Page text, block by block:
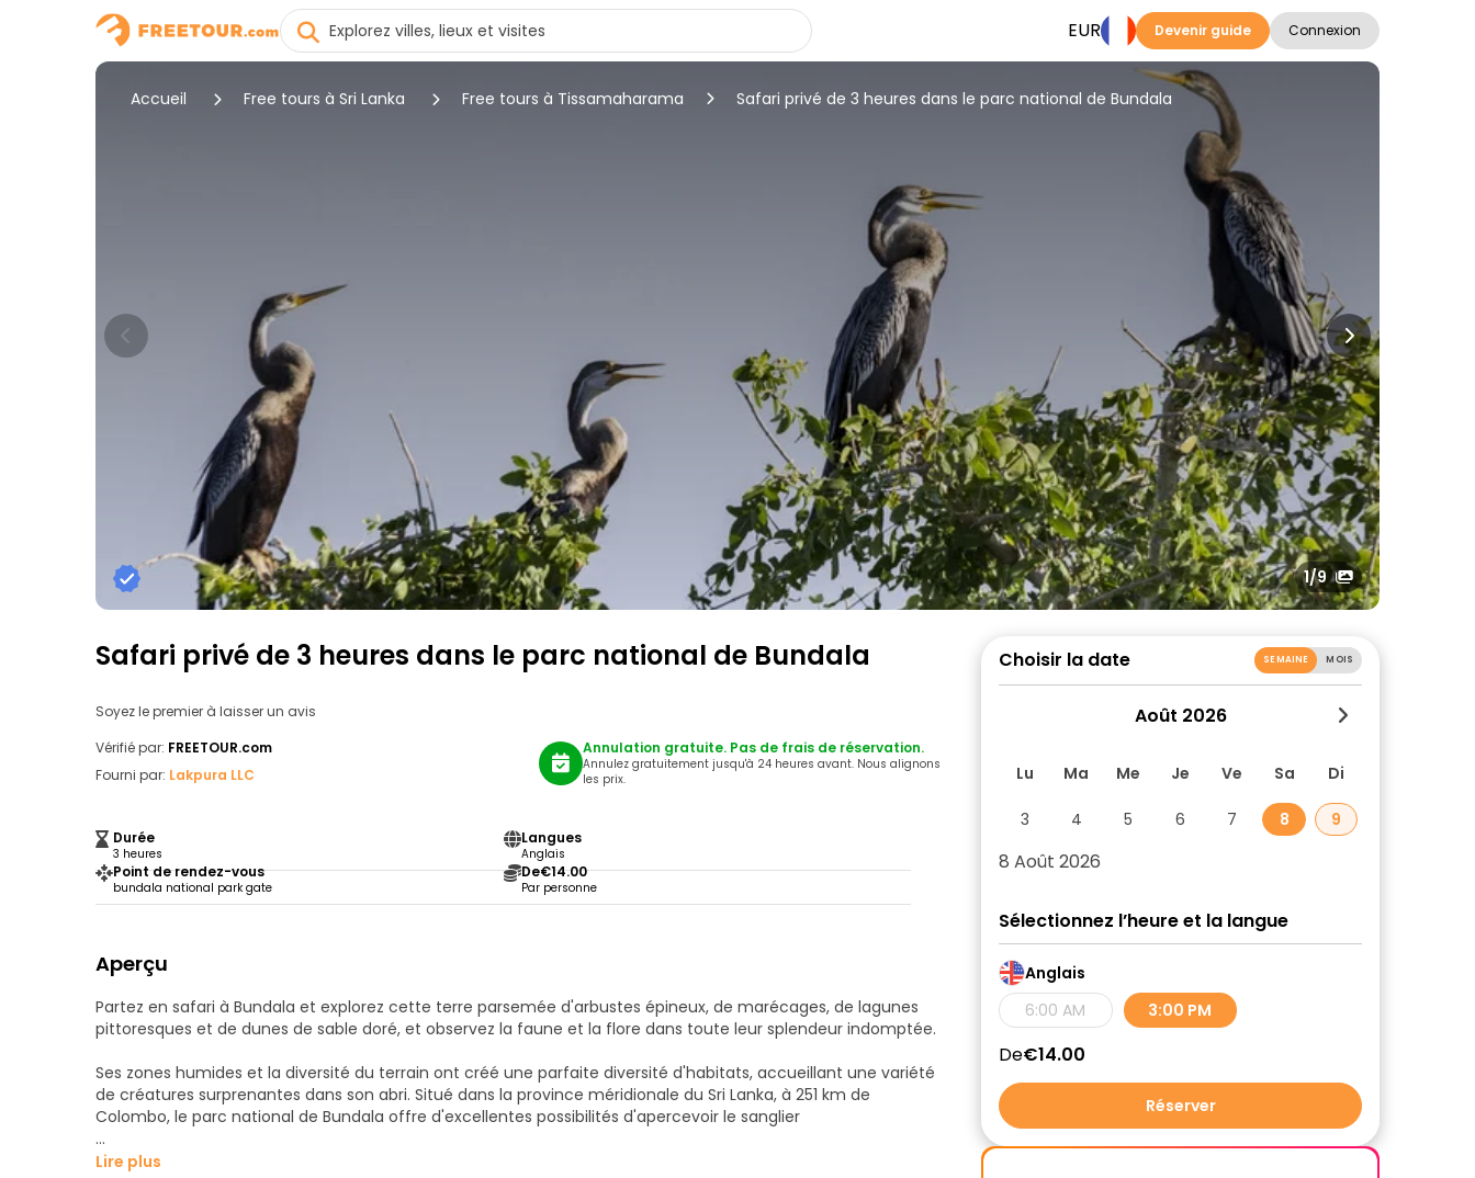
EUR Devenir guide Connexion
Accueil Free tours à Sri Lanka Free tours à Tissamaharama Safari privé de 3 heures dans le parc national de Bundala
1/9
Safari privé de 3 heures dans le parc national de Bundala
Soyez le premier à laisser un avis
Vérifié par: FREETOUR.com
Fourni par: Lakpura LLC
Durée
3 heures
Langues
Anglais
Point de rendez-vous
bundala national park gate
De€14.00
Par personne
Annulation gratuite. Pas de frais de réservation.
Annulez gratuitement jusqu'à 24 heures avant. Nous alignons
les prix.
Aperçu
Partez en safari à Bundala et explorez cette terre parsemée d'arbustes épineux, de marécages, de lagunes
pittoresques et de dunes de sable doré, et observez la faune et la flore dans toute leur splendeur indomptée.
Ses zones humides et la diversité du terrain ont créé une parfaite diversité d'habitats, accueillant une variété
de créatures surprenantes dans son abri. Situé dans la province méridionale du Sri Lanka, à 251 km de
Colombo, le parc national de Bundala offre d'excellentes possibilités d'apercevoir le sanglier
d'excellentes occasions d'observer le sanglier, le porc-épic, le cerf tacheté, la mangouste, le buffle d'eau, le
Lire plus
Choisir la date SEMAINE MOIS
Août 2026
Lu Ma Me Je Ve Sa Di
3 4 5 6 7 8 9
8 Août 2026
Sélectionnez l’heure et la langue
Anglais
6:00 AM
3:00 PM
De€14.00
Réserver